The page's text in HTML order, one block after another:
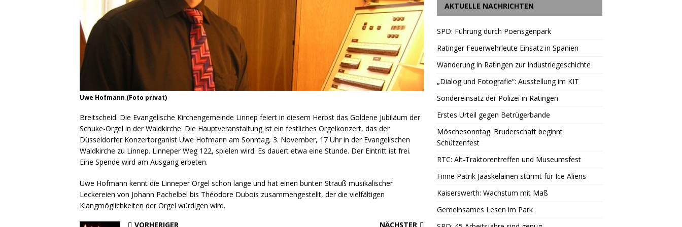
Uwe Hofmann (Foto privat)
Breitscheid. Die Evangelische Kirchengemeinde Linnep feiert in diesem Herbst das Goldene Jubiläum der
Schuke-Orgel in der Waldkirche. Die Hauptveranstaltung ist ein festliches Orgelkonzert, das der
Düsseldorfer Konzertorganist Uwe Hofmann am Sonntag, 3. November, 17 Uhr in der Evangelischen
Waldkirche zu Linnep. Linneper Weg 122, spielen wird. Es dauert etwa eine Stunde. Der Eintritt ist frei.
Eine Spende wird am Ausgang erbeten.
Uwe Hofmann kennt die Linneper Orgel schon lange und hat einen bunten Strauß musikalischer
Leckereien von Johann Pachelbel bis Théodore Dubois zusammengestellt, der die vielfältigen
Klangmöglichkeiten der Orgel würdigen wird.
VORHERIGER
NÄCHSTER
AKTUELLE NACHRICHTEN
SPD: Führung durch Poensgenpark
Ratinger Feuerwehrleute Einsatz in Spanien
Wanderung in Ratingen zur Industriegeschichte
„Dialog und Fotografie“: Ausstellung im KIT
Sondereinsatz der Polizei in Ratingen
Erstes Urteil gegen Betrügerbande
Möschesonntag: Bruderschaft beginnt
Schützenfest
RTC: Alt-Traktorentreffen und Museumsfest
Finne Patrik Jääskeläinen stürmt für Ice Aliens
Kaiserswerth: Wachstum mit Maß
Gemeinsames Lesen im Park